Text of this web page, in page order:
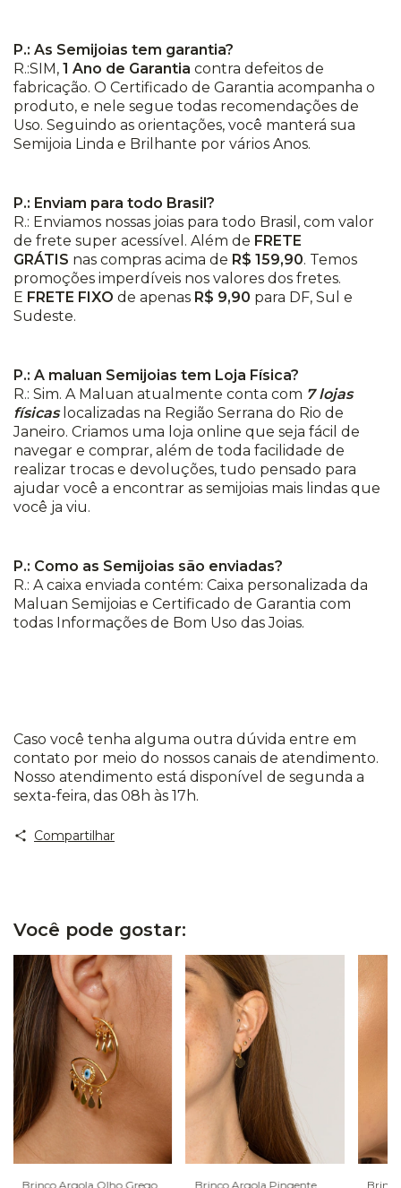
P.: As Semijoias tem garantia?
R.:SIM, 1 Ano de Garantia contra defeitos de
fabricação. O Certificado de Garantia acompanha o
produto, e nele segue todas recomendações de
Uso. Seguindo as orientações, você manterá sua
Semijoia Linda e Brilhante por vários Anos.
P.: Enviam para todo Brasil?
R.: Enviamos nossas joias para todo Brasil, com valor
de frete super acessível. Além de FRETE
GRÁTIS nas compras acima de R$ 159,90. Temos
promoções imperdíveis nos valores dos fretes.
E FRETE FIXO de apenas R$ 9,90 para DF, Sul e
Sudeste.
P.: A maluan Semijoias tem Loja Física?
R.: Sim. A Maluan atualmente conta com 7 lojas
físicaslocalizadas na Região Serrana do Rio de
Janeiro. Criamos uma loja online que seja fácil de
navegar e comprar, além de toda facilidade de
realizar trocas e devoluções, tudo pensado para
ajudar você a encontrar as semijoias mais lindas que
você ja viu.
P.: Como as Semijoias são enviadas?
R.: A caixa enviada contém: Caixa personalizada da
Maluan Semijoias e Certificado de Garantia com
todas Informações de Bom Uso das Joias.
Caso você tenha alguma outra dúvida entre em
contato por meio do nossos canais de atendimento.
Nosso atendimento está disponível de segunda a
sexta-feira, das 08h às 17h.
Compartilhar
Você pode gostar:
Brinco Argola Olho Grego
Brinco Argola Pingente